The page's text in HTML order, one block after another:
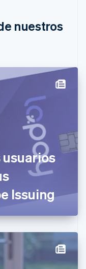
nuestros
usuarios
Issuing